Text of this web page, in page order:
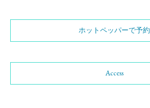
ホットペッパーで予約
Access